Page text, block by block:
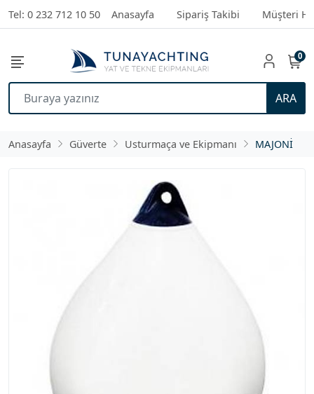
Tel: 0 232 712 10 50 Anasayfa Sipariş Takibi Müşteri
ARA
0
Anasayfa Güverte Usturmaça ve Ekipmanı MAJONİ